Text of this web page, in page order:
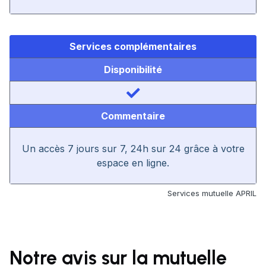
Services complémentaires
Disponibilité
Commentaire
Un accès 7 jours sur 7, 24h sur 24 grâce à votre
espace en ligne.
Services mutuelle APRIL
Notre avis sur la mutuelle